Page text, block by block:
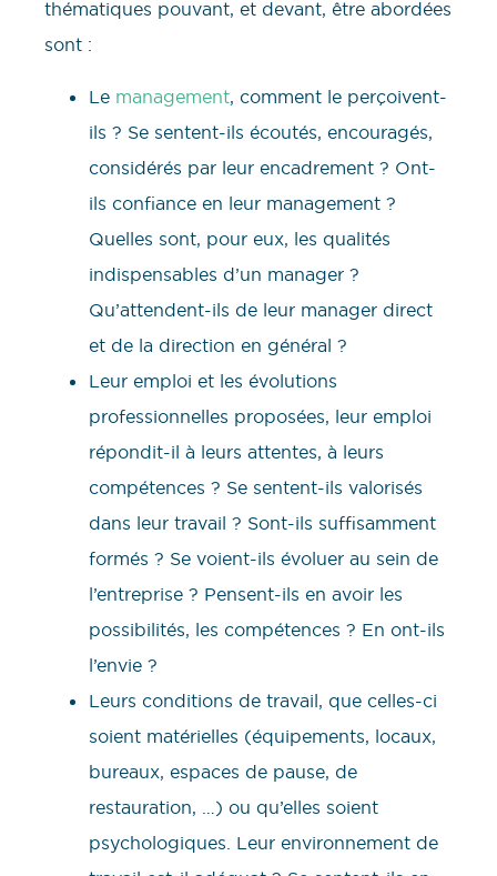
thématiques pouvant, et devant, être abordées
sont :
Le management, comment le perçoivent-
ils ? Se sentent-ils écoutés, encouragés,
considérés par leur encadrement ? Ont-
ils confiance en leur management ?
Quelles sont, pour eux, les qualités
indispensables d’un manager ?
Qu’attendent-ils de leur manager direct
et de la direction en général ?
Leur emploi et les évolutions
professionnelles proposées, leur emploi
répondit-il à leurs attentes, à leurs
compétences ? Se sentent-ils valorisés
dans leur travail ? Sont-ils suffisamment
formés ? Se voient-ils évoluer au sein de
l’entreprise ? Pensent-ils en avoir les
possibilités, les compétences ? En ont-ils
l’envie ?
Leurs conditions de travail, que celles-ci
soient matérielles (équipements, locaux,
bureaux, espaces de pause, de
restauration, …) ou qu’elles soient
psychologiques. Leur environnement de